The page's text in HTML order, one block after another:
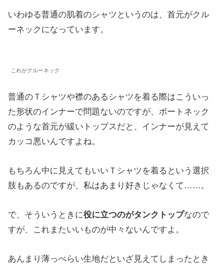
いわゆる普通の肌着のシャツというのは、首元がクル
ーネックになっています。
これがクルーネック
普通のＴシャツや襟のあるシャツを着る際はこういっ
た形状のインナーで問題ないのですが、ボートネック
のような首元が緩いトップスだと、インナーが見えて
カッコ悪いんですよね。
もちろん中に見えてもいいＴシャツを着るという選択
肢もあるのですが、私はあまり好きじゃなくて……。
で、そういうときに役に立つのがタンクトップなので
すが、これまたいいものが中々ないんですよ。
あんまり薄っぺらい生地だといざ見えてしまったとき